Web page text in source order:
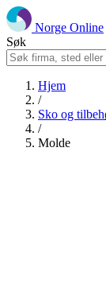
Norge Online
Søk
Hjem
/
Sko og
/
Molde